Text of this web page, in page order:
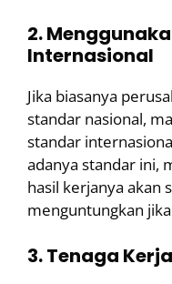
2.
Internasional
Jika biasanya
standar nasional,
standar
adanya standar ini,
hasil kerjanya akan
menguntungkan
3. Tenaga